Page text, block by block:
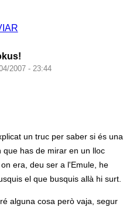
2007 - 23:44
un truc per saber si és una
has de mirar en un lloc
era, deu ser a l'Emule, he
el que busquis allà hi surt.
alguna cosa però vaja, segur